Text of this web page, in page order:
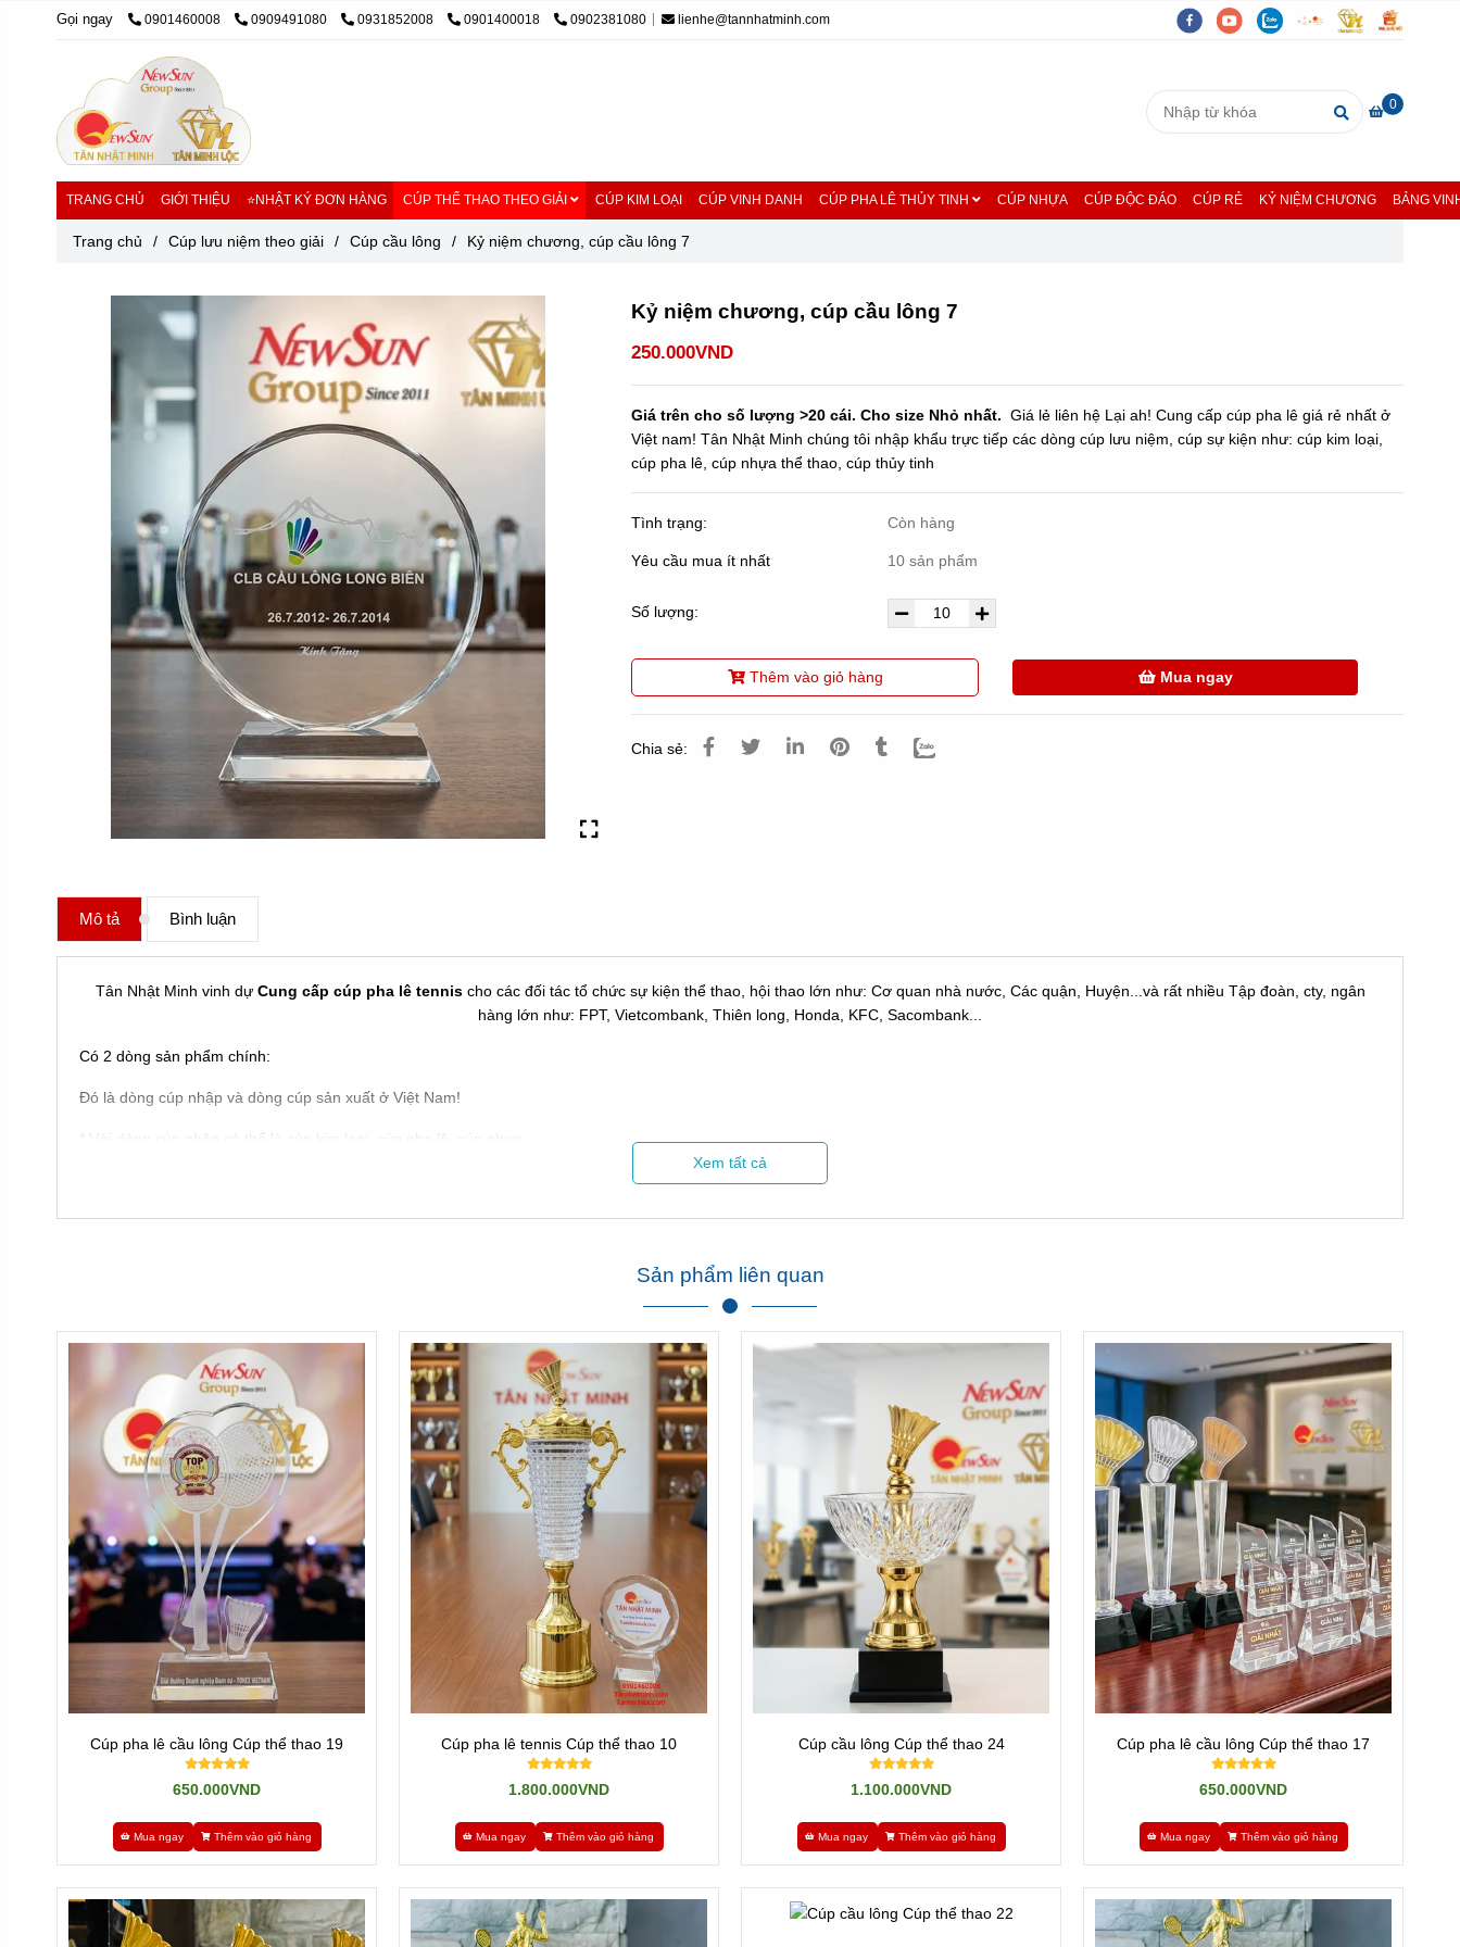
Gọi ngay 0901460008 0909491080 0931852008 0901400018 0902381080 lienhe@tannhatminh.com
0
TRANG CHỦ GIỚI THIỆU ⭐NHẬT KÝ ĐƠN HÀNG CÚP THỂ THAO THEO GIẢI CÚP KIM LOẠI CÚP VINH DANH CÚP PHA LÊ THỦY TINH CÚP NHỰA CÚP ĐỘC ĐÁO CÚP RẺ KỶ NIỆM CHƯƠNG BẢNG
Trang chủ / Cúp lưu niệm theo giải / Cúp cầu lông / Kỷ niệm chương, cúp cầu lông 7
Kỷ niệm chương, cúp cầu lông 7
250.000VND
Giá trên cho số lượng >20 cái. Cho size Nhỏ nhất. Giá lẻ liên hệ Lại ah! Cung cấp cúp pha lê giá rẻ nhất ở
Việt nam! Tân Nhật Minh chúng tôi nhập khẩu trực tiếp các dòng cúp lưu niệm, cúp sự kiện như: cúp kim loại,
cúp pha lê, cúp nhựa thể thao, cúp thủy tinh
Tình trạng: Còn hàng
Yêu cầu mua ít nhất 10 sản phẩm
Số lượng:
Thêm vào giỏ hàng Mua ngay
Chia sẻ:
Mô tả Bình luận
Tân Nhật Minh vinh dự Cung cấp cúp pha lê tennischo các đối tác tổ chức sự kiện thể thao, hội thao lớn như: Cơ quan nhà nước, Các quận, Huyện...và rất nhiều Tập đoàn, cty, ngân
hàng lớn như: FPT, Vietcombank, Thiên long, Honda, KFC, Sacombank...
Có 2 dòng sản phẩm chính:
Đó là dòng cúp nhập và dòng cúp sản xuất ở Việt Nam!
* Với dòng cúp nhập có thể là cúp kim loại, cúp pha lê, cúp nhựa:
Hình ảnh Cúp Tân Nhật Minh làm cho hội thao Sacombank
Xem thêm phản hồi của Sacombank về chúng tôi tại đây:Click xem
Là những sản phẩm pha lê, kim loại, nhựa được đúc khuôn sẵn mẫu mã và hình dạng. Nghĩa là mẫu mã không thay đổi được. Khách hàng chỉ việc chọn mẫu nào đẹp, kích thước phù hợp
và in hoặc khắc nội dung lên sản phẩm và giao qua cho Khách hàng là xong.
- Ích lợi của dòng sản phẩm nhập là: Cao cấp, hàng có sẵn và đẹp
Xem tất cả
Sản phẩm liên quan
Cúp pha lê cầu lông Cúp thể thao 19
650.000VND
Mua ngay Thêm vào giỏ hàng
Cúp pha lê tennis Cúp thể thao 10
1.800.000VND
Mua ngay Thêm vào giỏ hàng
Cúp cầu lông Cúp thể thao 24
1.100.000VND
Mua ngay Thêm vào giỏ hàng
Cúp pha lê cầu lông Cúp thể thao 17
650.000VND
Mua ngay Thêm vào giỏ hàng